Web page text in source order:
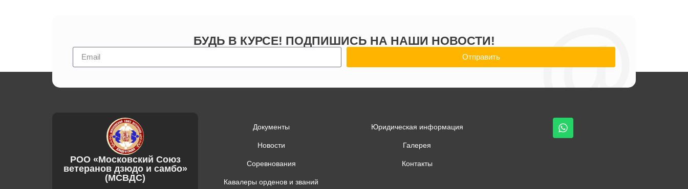
@
БУДЬ В КУРСЕ! ПОДПИШИСЬ НА НАШИ НОВОСТИ!
Отправить
РОО «Московский Союз
ветеранов дзюдо и самбо»
(МСВДС)
Документы
Новости
Соревнования
Кавалеры орденов и званий
Юридическая информация
Галерея
Контакты